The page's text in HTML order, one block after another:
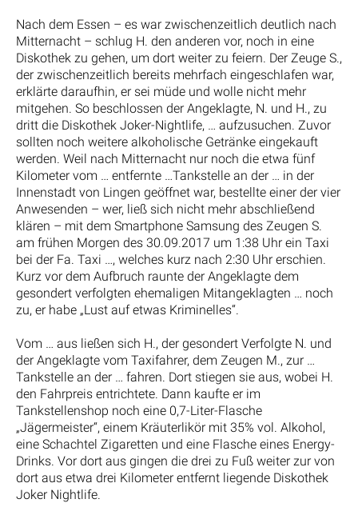
Nach dem Essen – es war zwischenzeitlich deutlich nach
Mitternacht – schlug H. den anderen vor, noch in eine
Diskothek zu gehen, um dort weiter zu feiern. Der Zeuge S.,
der zwischenzeitlich bereits mehrfach eingeschlafen war,
erklärte daraufhin, er sei müde und wolle nicht mehr
mitgehen. So beschlossen der Angeklagte, N. und H., zu
dritt die Diskothek Joker-Nightlife, … aufzusuchen. Zuvor
sollten noch weitere alkoholische Getränke eingekauft
werden. Weil nach Mitternacht nur noch die etwa fünf
Kilometer vom … entfernte …Tankstelle an der … in der
Innenstadt von Lingen geöffnet war, bestellte einer der vier
Anwesenden – wer, ließ sich nicht mehr abschließend
klären – mit dem Smartphone Samsung des Zeugen S.
am frühen Morgen des 30.09.2017 um 1:38 Uhr ein Taxi
bei der Fa. Taxi …, welches kurz nach 2:30 Uhr erschien.
Kurz vor dem Aufbruch raunte der Angeklagte dem
gesondert verfolgten ehemaligen Mitangeklagten … noch
zu, er habe „Lust auf etwas Kriminelles“.
Vom … aus ließen sich H., der gesondert Verfolgte N. und
der Angeklagte vom Taxifahrer, dem Zeugen M., zur …
Tankstelle an der … fahren. Dort stiegen sie aus, wobei H.
den Fahrpreis entrichtete. Dann kaufte er im
Tankstellenshop noch eine 0,7-Liter-Flasche
„Jägermeister“, einem Kräuterlikör mit 35% vol. Alkohol,
eine Schachtel Zigaretten und eine Flasche eines Energy-
Drinks. Vor dort aus gingen die drei zu Fuß weiter zur von
dort aus etwa drei Kilometer entfernt liegende Diskothek
Joker Nightlife.